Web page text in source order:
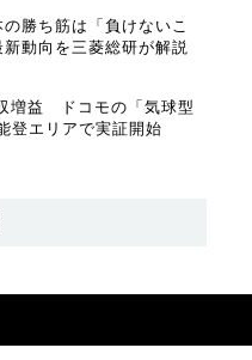
勝ち筋は「負けないこ
動向を三菱総研が解説
増益 ドコモの「気球型
登エリアで実証開始